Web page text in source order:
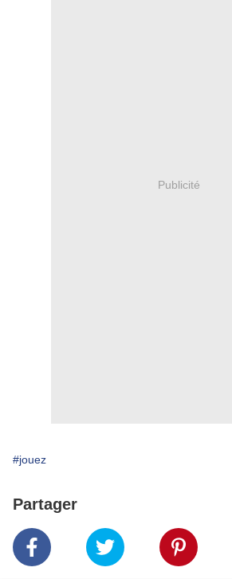
Publicité
#jouez
Partager